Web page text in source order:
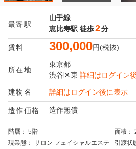
最寄駅
山手線
恵比寿駅 徒歩2分
賃料 300,000円(税抜)
所在地
東京都
渋谷区東 詳細はログイン
建物名 詳細はログイン後に表示
造作価格 造作無償
階層 5階 面積
現業態
サロン フェイシャルエステ 引渡状